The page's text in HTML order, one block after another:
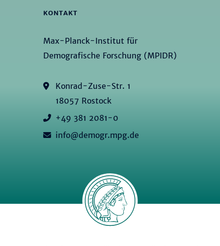
KONTAKT
Max-Planck-Institut für
Demografische Forschung (MPIDR)
Konrad-Zuse-Str. 1
18057 Rostock
+49 381 2081-0
info@demogr.mpg.de